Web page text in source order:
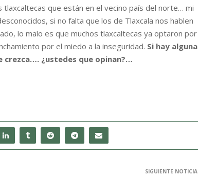
tlaxcaltecas que están en el vecino país del norte… mi
si no falta que los de Tlaxcala nos hablen
lo malo es que muchos tlaxcaltecas ya optaron por
por el miedo a la inseguridad. Si hay alguna
crezca…. ¿ustedes que opinan?…
SIGUIENTE NOTICIA